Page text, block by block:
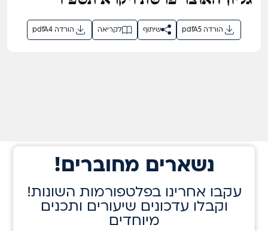
pdfA4 הורדה לקריאה שיתוף pdfA5 הורדה
!נשארים מחוברים
!עקבו אחרינו בפלטפורמות השונות
וקבלו עדכונים שיעורים ותכנים
מיוחדים